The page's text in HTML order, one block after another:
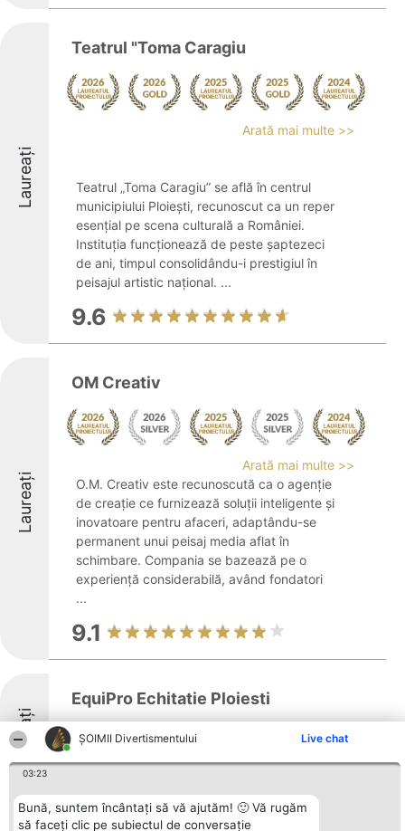
ŞOIMII Divertismentului Live chat
03:23
Bună, suntem încântați să vă ajutăm! 🙂 Vă rugăm
să faceți clic pe subiectul de conversație
Laureați
Teatrul "Toma Caragiu
Arată mai multe >>
Teatrul „Toma Caragiu” se află în centrul
municipiului Ploiești, recunoscut ca un reper
esențial pe scena culturală a României.
Instituția funcționează de peste șaptezeci
de ani, timpul consolidându-i prestigiul în
peisajul artistic național. ...
9.6
Laureați
OM Creativ
Arată mai multe >>
O.M. Creativ este recunoscută ca o agenție
de creație ce furnizează soluții inteligente și
inovatoare pentru afaceri, adaptându-se
permanent unui peisaj media aflat în
schimbare. Compania se bazează pe o
experiență considerabilă, având fondatori
...
9.1
Laureați
EquiPro Echitatie Ploiesti
9.1